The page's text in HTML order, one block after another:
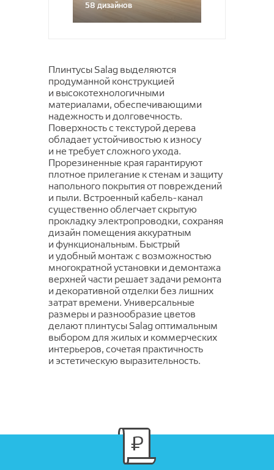
Elsa
LATINO
MIRAMAR
PASTEL ART
PASTEL KIDS
PLAY
Play Rugs
REGGI
Sher
VEGAS KIDS
Agata
Bonny
Glory
Vesta
Вижн
Klio
LION
LUSON
MATERA
MAVRIKA
MONZA
Nelly
Nirvana
OLBIA
ORISTANO
SANTOS
SIRIUS
Soft
Trendy
Umbria
VICENZA
TERESSA
Петра
Форино
Коврики придверные Профи 2
Коврики придверные Трин
Коврики придверные Профи
Коврики придверные Степ
Универсальный пол
Фиджи
Ёлка 2.0| Herringbone 2.0
Камень | Stone
Chic
SPC Salag Wood
Forbo
Средства по защите
58 дизайнов
Плинтусы Salag выделяются
продуманной конструкцией
и высокотехнологичными
материалами, обеспечивающими
надежность и долговечность.
Поверхность с текстурой дерева
обладает устойчивостью к износу
и не требует сложного ухода.
Прорезиненные края гарантируют
плотное прилегание к стенам и защиту
напольного покрытия от повреждений
и пыли. Встроенный кабель-канал
существенно облегчает скрытую
прокладку электропроводки, сохраняя
дизайн помещения аккуратным
и функциональным. Быстрый
и удобный монтаж с возможностью
многократной установки и демонтажа
верхней части решает задачи ремонта
и декоративной отделки без лишних
затрат времени. Универсальные
размеры и разнообразие цветов
делают плинтусы Salag оптимальным
выбором для жилых и коммерческих
интерьеров, сочетая практичность
и эстетическую выразительность.